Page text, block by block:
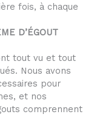
fois, à chaque
D’ÉGOUT
tout vu et tout
Nous avons
pour
et nos
comprennent